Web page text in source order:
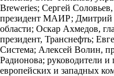
Breweries; Сергей
президент МАИР; Дмитрий
области; Оскар Ахмедов,
президент, Транснефть;
Система; Алексей Волин,
Радионова; руководители
европейских и западных